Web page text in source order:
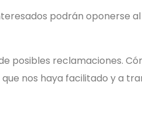
podrán oponerse
posibles reclamaciones.
nos haya facilitado y a